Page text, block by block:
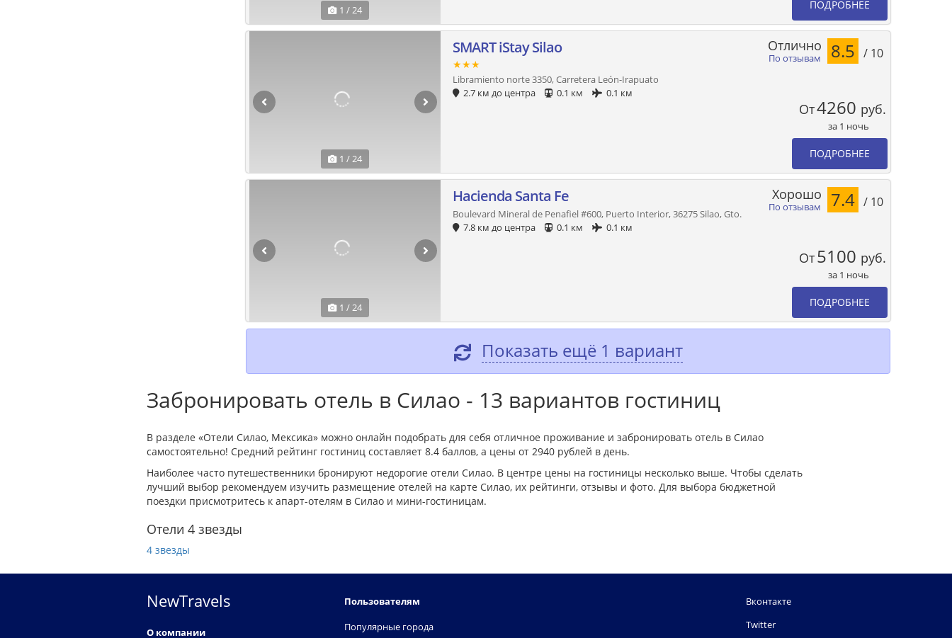
1 / 24 ПОДРОБНЕЕ
1 / 24
SMART iStay Silao
★★★
Libramiento norte 3350, Carretera León-Irapuato
2.7 км до центра
0.1 км 0.1 км
По отзывам
Отлично 8.5 / 10
От4260 руб.
за 1 ночь
ПОДРОБНЕЕ
1 / 24
Hacienda Santa Fe
Boulevard Mineral de Penafiel #600, Puerto Interior, 36275 Silao, Gto.
7.8 км до центра
0.1 км 0.1 км
По отзывам
Хорошо 7.4 / 10
От5100 руб.
за 1 ночь
ПОДРОБНЕЕ
Показать ещё 1 вариант
Забронировать отель в Силао - 13 вариантов гостиниц
В разделе «Отели Силао, Мексика» можно онлайн подобрать для себя отличное проживание и забронировать отель в Силао
самостоятельно! Средний рейтинг гостиниц составляет 8.4 баллов, а цены от 2940 рублей в день.
Наиболее часто путешественники бронируют недорогие отели Силао. В центре цены на гостиницы несколько выше. Чтобы сделать
лучший выбор рекомендуем изучить размещение отелей на карте Силао, их рейтинги, отзывы и фото. Для выбора бюджетной
поездки присмотритесь к апарт-отелям в Силао и мини-гостиницам.
Отели 4 звезды
4 звезды
NewTravels
О компании
Пользователям
Популярные города
Вконтакте
Twitter